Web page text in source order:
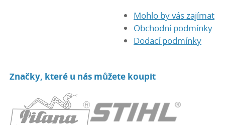
Mohlo by vás zajímat
Obchodní podmínky
Dodací podmínky
Značky, které u nás můžete koupit